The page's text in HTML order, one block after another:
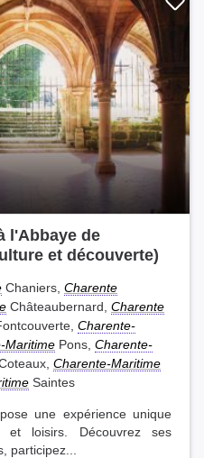
l'Abbaye de
et découverte)
Chaniers, Charente
Châteaubernard, Charente
Charente-
Maritime Pons, Charente-
Charente-Maritime
Saintes
une expérience unique
et loisirs. Découvrez ses
participez...